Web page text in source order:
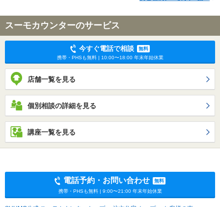
スーモカウンターのサービス
今すぐ電話で相談
無料
携帯・PHSも無料 | 10:00〜18:00 年末年始休業
店舗一覧を見る
個別相談の詳細を見る
講座一覧を見る
電話予約・お問い合わせ
無料
携帯・PHSも無料 | 9:00〜21:00 年末年始休業